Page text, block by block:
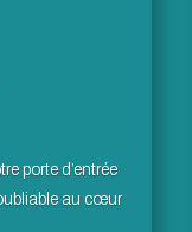
porte d’entrée
au cœur